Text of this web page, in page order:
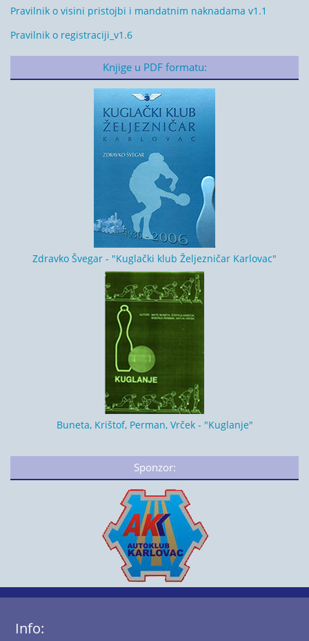
Pravilnik o visini pristojbi i mandatnim naknadama v1.1
Pravilnik o registraciji_v1.6
Knjige u PDF formatu:
Zdravko Švegar - "Kuglački klub Željezničar Karlovac"
Buneta, Krištof, Perman, Vrček - "Kuglanje"
Sponzor:
Info: